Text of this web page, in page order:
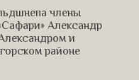
члены
Александр
и
районе